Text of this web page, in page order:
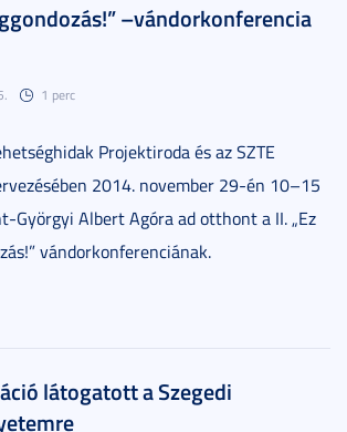
–vándorkonferencia
1 perc
Projektiroda és az SZTE
2014. november 29-én 10–15
Györgyi Albert Agóra ad otthont a II. „Ez
vándorkonferenciának.
látogatott a Szegedi